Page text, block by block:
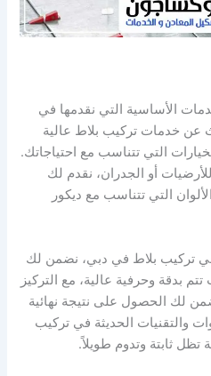
الأساسية التي نقدمها في
عن خدمات تركيب بلاط عالية
التي تتناسب مع احتياجاتك.
أو الجدران، نقدم لك
التي تتناسب مع ديكور
تركيب بلاط في دبي، نضمن لك
بدقة وحرفية عالية، مع التركيز
لك الحصول على نتيجة نهائية
والتقنيات الحديثة في تركيب
تظل ثابتة وتدوم طويلاً.